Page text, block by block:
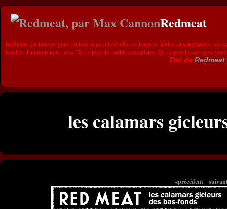
Redmeat
Red meat, un univers gore couleur sang qui dévoile ses longues jambes ensanglantées, ses
touches d'humour noir : avec Ted le père de famille exemplaire, Earl le psycho aux gros
Tiré de Redmeat
les calamars
«précédent